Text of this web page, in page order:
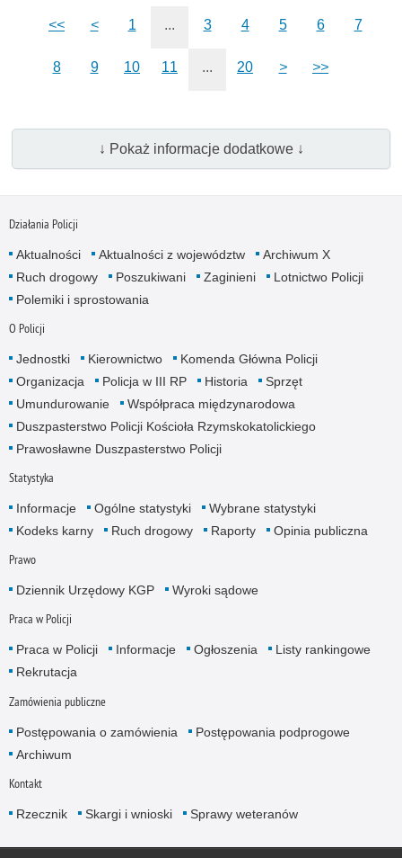
<< < 1 ... 3 4 5 6 7
8 9 10 11 ... 20 > >>
↓ Pokaż informacje dodatkowe ↓
Działania Policji
Aktualności Aktualności z województw
Archiwum X
Ruch drogowy
Poszukiwani Zaginieni
Lotnictwo Policji
Polemiki i sprostowania
O Policji
Jednostki Kierownictwo
Komenda Główna Policji
Organizacja
Policja w III RP Historia
Sprzęt
Umundurowanie
Współpraca międzynarodowa
Duszpasterstwo Policji Kościoła Rzymskokatolickiego
Prawosławne Duszpasterstwo Policji
Statystyka
Informacje Ogólne statystyki
Wybrane statystyki
Kodeks karny
Ruch drogowy Raporty Opinia publiczna
Prawo
Dziennik Urzędowy KGP Wyroki sądowe
Praca w Policji
Praca w Policji Informacje Ogłoszenia
Listy rankingowe
Rekrutacja
Zamówienia publiczne
Postępowania o zamówienia
Postępowania podprogowe
Archiwum
Kontakt
Rzecznik Skargi i wnioski Sprawy weteranów